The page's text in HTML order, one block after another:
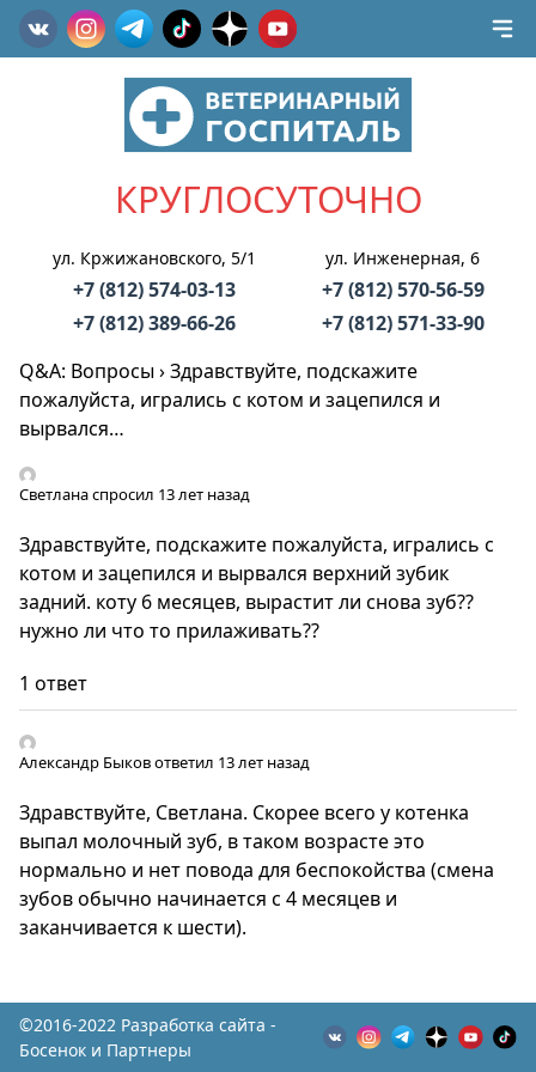
КРУГЛОСУТОЧНО
ул. Кржижановского, 5/1
+7 (812) 574-03-13
+7 (812) 389-66-26
ул. Инженерная, 6
+7 (812) 570-56-59
+7 (812) 571-33-90
Q&A: Вопросы›Здравствуйте, подскажите
пожалуйста, игрались с котом и зацепился и
вырвался…
Светланаспросил 13 лет назад
Здравствуйте, подскажите пожалуйста, игрались с
котом и зацепился и вырвался верхний зубик
задний. коту 6 месяцев, вырастит ли снова зуб??
нужно ли что то прилаживать??
1 ответ
Александр Быковответил 13 лет назад
Здравствуйте, Светлана. Скорее всего у котенка
выпал молочный зуб, в таком возрасте это
нормально и нет повода для беспокойства (смена
зубов обычно начинается с 4 месяцев и
заканчивается к шести).
©2016-2022 Разработка сайта -
Босенок и Партнеры